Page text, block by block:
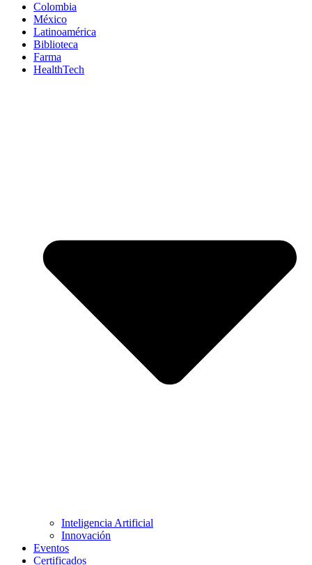
Colombia
México
Latinoamérica
Biblioteca
Farma
HealthTech
Inteligencia Artificial
Innovación
Eventos
Certificados